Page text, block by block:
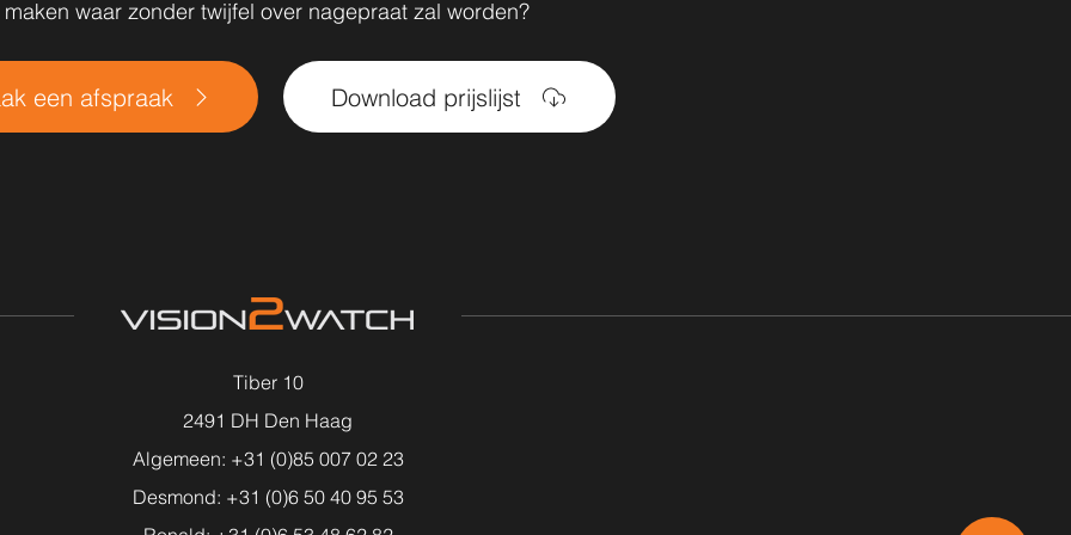
maken waar zonder twijfel over nagepraat zal worden?
een afspraak Download prijslijst
Tiber 10
2491 DH Den Haag
Algemeen: +31 (0)85 007 02 23
Desmond: +31 (0)6 50 40 95 53